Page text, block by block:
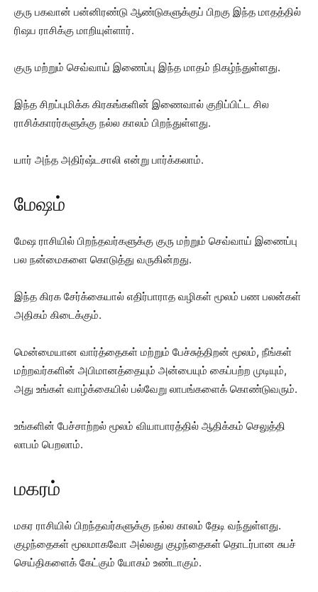
குரு பகவான் பன்னிரண்டு ஆண்டுகளுக்குப் பிறகு இந்த மாதத்தில்
ரிஷப ராசிக்கு மாறியுள்ளார்.
குரு மற்றும் செவ்வாய் இணைப்பு இந்த மாதம் நிகழ்ந்துள்ளது.
இந்த சிறப்புமிக்க கிரகங்களின் இணைவால் குறிப்பிட்ட சில
ராசிக்காரர்களுக்கு நல்ல காலம் பிறந்துள்ளது.
யார் அந்த அதிர்ஷ்டசாலி என்று பார்க்கலாம்.
மேஷம்
மேஷ ராசியில் பிறந்தவர்களுக்கு குரு மற்றும் செவ்வாய் இணைப்பு
பல நன்மைகளை கொடுத்து வருகின்றது.
இந்த கிரக சேர்க்கையால் எதிர்பாராத வழிகள் மூலம் பண பலன்கள்
அதிகம் கிடைக்கும்.
மென்மையான வார்த்தைகள் மற்றும் பேச்சுத்திறன் மூலம், நீங்கள்
மற்றவர்களின் அபிமானத்தையும் அன்பையும் கைப்பற்ற முடியும்,
அது உங்கள் வாழ்க்கையில் பல்வேறு லாபங்களைக் கொண்டுவரும்.
உங்களின் பேச்சாற்றல் மூலம் வியாபாரத்தில் ஆதிக்கம் செலுத்தி
லாபம் பெறலாம்.
மகரம்
மகர ராசியில் பிறந்தவர்களுக்கு நல்ல காலம் தேடி வந்துள்ளது.
குழந்தைகள் மூலமாகவோ அல்லது குழந்தைகள் தொடர்பான சுபச்
செய்திகளைக் கேட்கும் யோகம் உண்டாகும்.